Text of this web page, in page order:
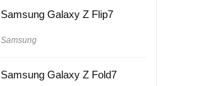
Samsung Galaxy Z Flip7
Samsung
Samsung Galaxy Z Fold7